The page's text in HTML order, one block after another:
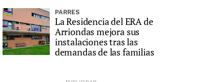
PARRES
La Residencia del ERA de
Arriondas mejora sus
instalaciones tras las
demandas de las familias